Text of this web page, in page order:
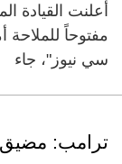
أعلنت القيادة
مفتوحاً
سي نيوز"، جاء
ترامب: مضيق